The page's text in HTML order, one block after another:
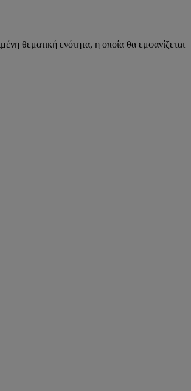
θεματική ενότητα, η οποία θα εμφανίζεται